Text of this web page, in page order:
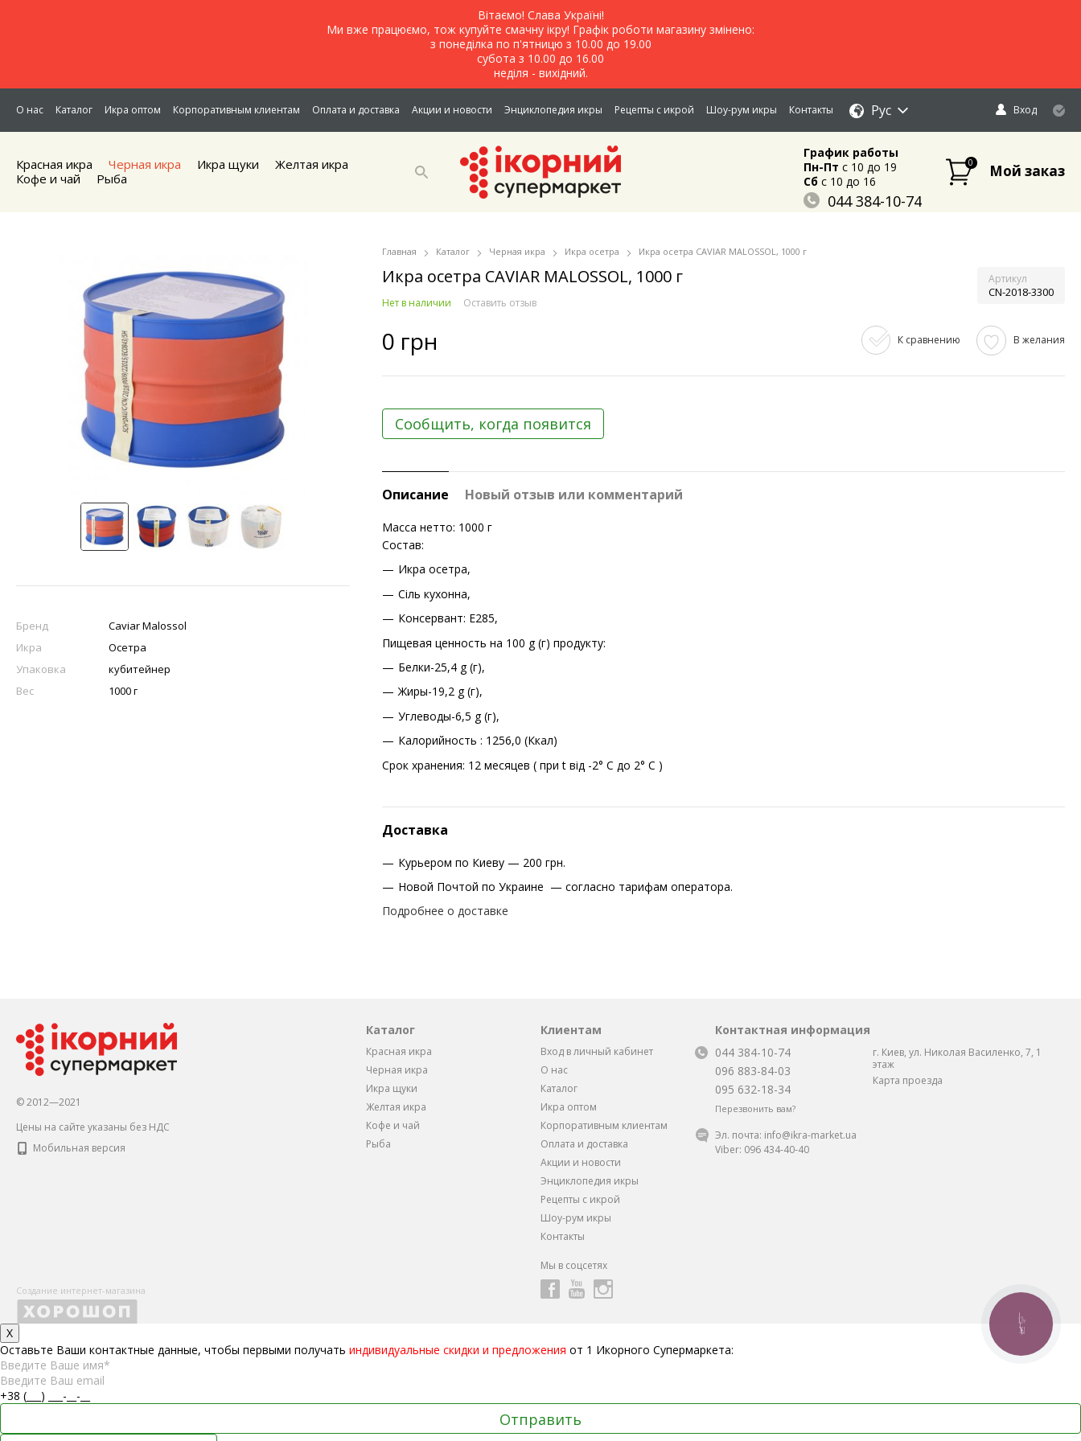
Вітаємо! Слава Україні!
Ми вже працюємо, тож купуйте смачну ікру! Графік роботи магазину змінено:
з понеділка по п'ятницю з 10.00 до 19.00
субота з 10.00 до 16.00
неділя - вихідний.
О нас Каталог Икра оптом Корпоративным клиентам Оплата и доставка Акции и новости Энциклопедия икры Рецепты с икрой Шоу-рум икры Контакты Рус Вход
Красная икра Черная икра Икра щуки
Желтая икра
Кофе и чай
Рыба
График работы
Пн-Пт c 10 до 19
Сбc 10 до 16
044 384-10-74
0 Мой заказ
Бренд
Caviar Malossol
Икра
Осетра
Упаковка
кубитейнер
Вес
1000 г
Главная Каталог Черная икра Икра осетра Икра осетра CAVIAR MALOSSOL, 1000 г
Икра осетра CAVIAR MALOSSOL, 1000 г Артикул
CN-2018-3300
Нет в наличии Оставить отзыв
0 грн К сравнению В желания
Сообщить, когда появится
Описание Новый отзыв или комментарий
Масса нетто: 1000 г
Состав:
Икра осетра,
Сіль кухонна,
Консервант: E285,
Пищевая ценность на 100 g (г) продукту:
Белки-25,4 g (г),
Жиры-19,2 g (г),
Углеводы-6,5 g (г),
Калорийность : 1256,0 (Ккал)
Срок хранения: 12 месяцев ( при t від -2° С до 2° С )
Доставка
Курьером по Киеву — 200 грн.
Новой Почтой по Украине — согласно тарифам оператора.
Подробнее о доставке
© 2012—2021
Цены на сайте указаны без НДС
Мобильная версия
Каталог
Красная икра
Черная икра
Икра щуки
Желтая икра
Кофе и чай
Рыба
Клиентам
Вход в личный кабинет
О нас
Каталог
Икра оптом
Корпоративным клиентам
Оплата и доставка
Акции и новости
Энциклопедия икры
Рецепты с икрой
Шоу-рум икры
Контакты
Мы в соцсетях
Контактная информация
044 384-10-74
096 883-84-03
095 632-18-34
Перезвонить вам?
г. Киев, ул. Николая Василенко, 7, 1
этаж
Карта проезда
Эл. почта: info@ikra-market.ua
Viber: 096 434-40-40
Создание интернет-магазина
X
Оставьте Ваши контактные данные, чтобы первыми получать индивидуальные скидки и предложения от 1 Икорного Супермаркета:
КНОПКА
СВЯЗИ